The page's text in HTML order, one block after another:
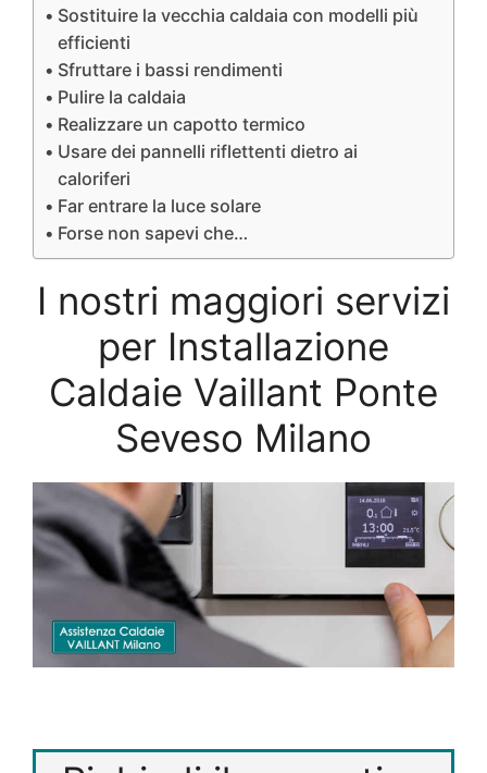
Sostituire la vecchia caldaia con modelli più
efficienti
Sfruttare i bassi rendimenti
Pulire la caldaia
Realizzare un capotto termico
Usare dei pannelli riflettenti dietro ai
caloriferi
Far entrare la luce solare
Forse non sapevi che…
I nostri maggiori servizi
per Installazione
Caldaie Vaillant Ponte
Seveso Milano